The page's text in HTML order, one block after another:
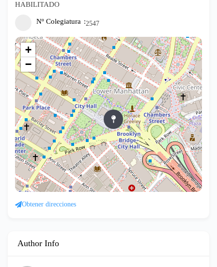
HABILITADO
Nº Colegiatura 2547
+
−
Obtener direcciones
Author Info